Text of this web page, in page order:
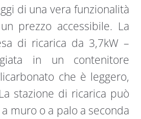
di una vera funzionalità
prezzo accessibile. La
di ricarica da 3,7kW –
in un contenitore
che è leggero,
stazione di ricarica può
muro o a palo a seconda